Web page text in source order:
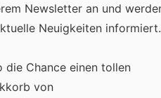
Newsletter an und
Neuigkeiten informiert.
die Chance einen tollen
von